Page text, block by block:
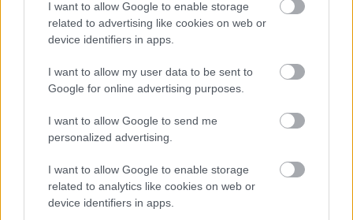
I want to allow Google to enable storage
related to advertising like cookies on web or
device identifiers in apps.
I want to allow my user data to be sent to
Google for online advertising purposes.
I want to allow Google to send me
personalized advertising.
I want to allow Google to enable storage
related to analytics like cookies on web or
device identifiers in apps.
átláthatóbbá és gördülékenyebbé teszi a hosszú
távú farmolást
Ami nem tetszett
a rengeteg új rendszer elsőre sok lehet azoknak,
a War Plans csapatban nem működik olyan jól,
mint egyedül.